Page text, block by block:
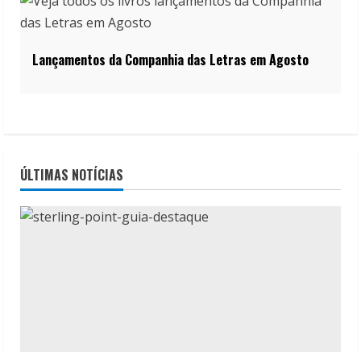
Lançamentos da Companhia das Letras em Agosto
ÚLTIMAS NOTÍCIAS